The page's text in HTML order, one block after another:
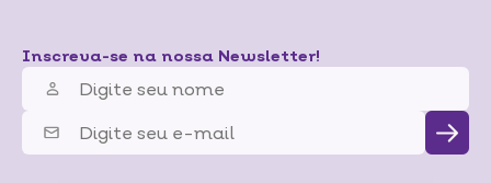
Inscreva-se na nossa Newsletter!